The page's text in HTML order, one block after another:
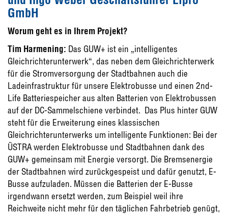
GmbH
Worum geht es in Ihrem Projekt?
Tim Harmening: Das GUW+ ist ein „intelligentes
Gleichrichterunterwerk“, das neben dem Gleichrichterwerk
für die Stromversorgung der Stadtbahnen auch die
Ladeinfrastruktur für unsere Elektrobusse und einen 2nd-
Life Batteriespeicher aus alten Batterien von Elektrobussen
auf der DC-Sammelschiene verbindet. Das Plus hinter GUW
steht für die Erweiterung eines klassischen
Gleichrichterunterwerks um intelligente Funktionen: Bei der
ÜSTRA werden Elektrobusse und Stadtbahnen dank des
GUW+ gemeinsam mit Energie versorgt. Die Bremsenergie
der Stadtbahnen wird zurückgespeist und dafür genutzt, E-
Busse aufzuladen. Müssen die Batterien der E-Busse
irgendwann ersetzt werden, zum Beispiel weil ihre
Reichweite nicht mehr für den täglichen Fahrbetrieb genügt,